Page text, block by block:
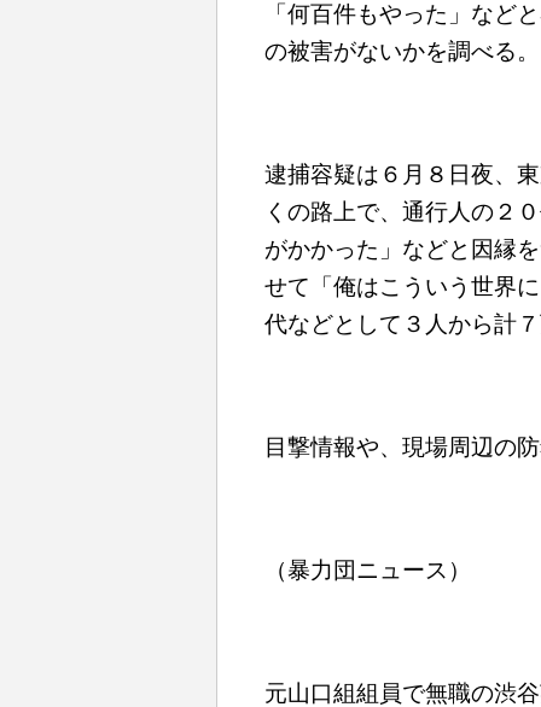
「何百件もやった」など
の被害がないかを調べる。
逮捕容疑は６月８日夜、
くの路上で、通行人の２
がかかった」などと因縁
せて「俺はこういう世界
代などとして３人から計
目撃情報や、現場周辺の
（暴力団ニュース）
元山口組組員で無職の渋